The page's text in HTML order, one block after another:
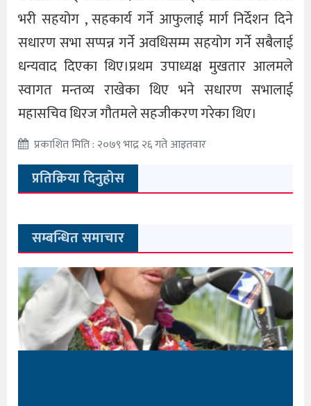
भरी सहयोग , सहकार्य गर्ने आफुलाई मार्ग निर्देशन दिने
सधारण सभा सप्पन्न गर्ने अवधिसम्म सहयोग गर्ने सबैलाई
धन्यवाद दिएका थिए।प्रथम उपाध्यक्ष मुखतार आलमले
स्वागत मन्तव्य राखेका थिए भने सधारण सभालाई
महासचिव धिरज गौतमले सहजीकरण गरेका थिए।
प्रकाशित मिति : २०७९ भाद्र २६ गते आइतवार
प्रतिक्रिया दिनुहोस
सम्बन्धित समाचार